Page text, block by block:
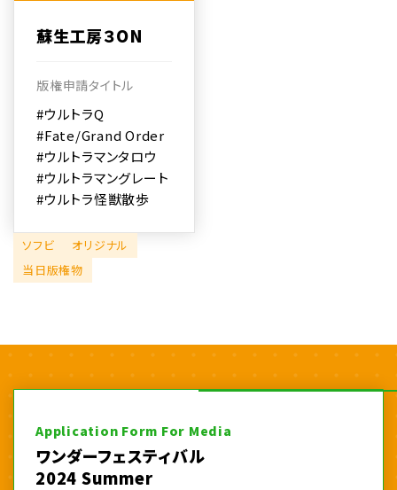
蘇生工房３ON
版権申請タイトル
#ウルトラQ
#Fate/Grand Order
#ウルトラマンタロウ
#ウルトラマングレート
#ウルトラ怪獣散歩
ソフビ
オリジナル
当日版権物
Application Form For Media
ワンダーフェスティバル
2024 Summer